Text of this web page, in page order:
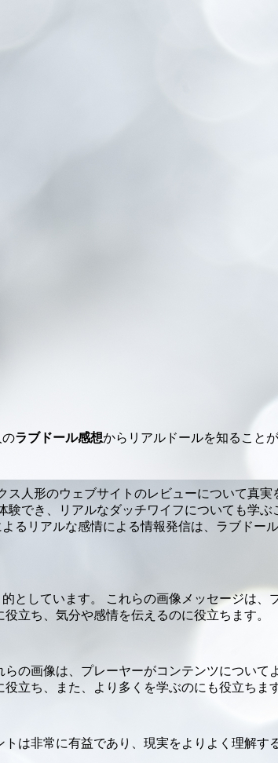
のラブドール感想からリアルドールを知ること
人形のウェブサイトのレビューについて真実
でき、リアルなダッチワイフについても学ぶ
るリアルな感情による情報発信は、ラブドー
としています。 これらの画像メッセージは、
立ち、気分や感情を伝えるのに役立ちます。
の画像は、プレーヤーがコンテンツについて
立ち、また、より多くを学ぶのにも役立ちます
は非常に有益であり、現実をよりよく理解す